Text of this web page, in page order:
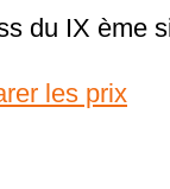
du IX ème
les prix